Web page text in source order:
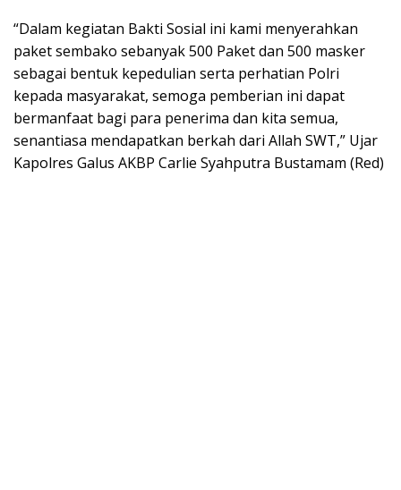
“Dalam kegiatan Bakti Sosial ini kami menyerahkan
paket sembako sebanyak 500 Paket dan 500 masker
sebagai bentuk kepedulian serta perhatian Polri
kepada masyarakat, semoga pemberian ini dapat
bermanfaat bagi para penerima dan kita semua,
senantiasa mendapatkan berkah dari Allah SWT,” Ujar
Kapolres Galus AKBP Carlie Syahputra Bustamam (Red)